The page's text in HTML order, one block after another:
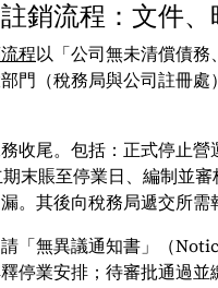
銷流程：文件
程以「公司無未清償債
門（稅務局與公司註冊
收尾。包括：正式停止
期末賬至停業日、編制並
。其後向稅務局遞交所需
「無異議通知書」（
停業安排；待審批通過